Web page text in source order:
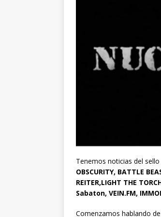
Tenemos noticias del sello
OBSCURITY, BATTLE
REITER,LIGHT THE
Sabaton, VEIN.FM,
Comenzamos hablando de